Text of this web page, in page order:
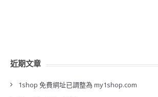
近期文章
1shop 免費網址已調整為 my1shop.com